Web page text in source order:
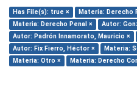
Has File(s): true × Materia: Derecho
Materia: Derecho Penal ×
Autor:
Autor: Padrón Innamorato, Mauricio ×
Autor: Fix Fierro, Héctor ×
Materia:
Materia: Otro ×
Materia: Derecho